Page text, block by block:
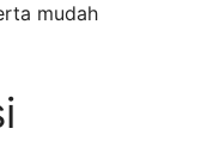
mudah